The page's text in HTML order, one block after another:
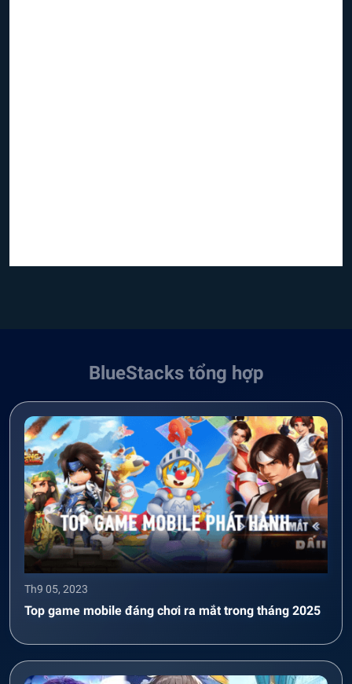
BlueStacks tổng hợp
Th9 05, 2023
Top game mobile đáng chơi ra mắt trong tháng 2025